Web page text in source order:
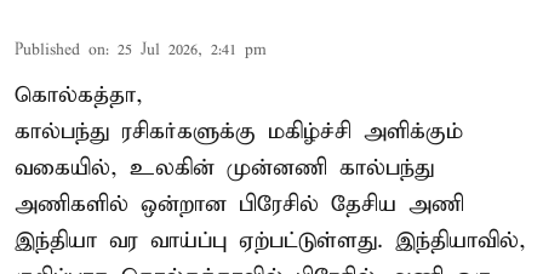
Published on: 25 Jul 2026, 2:41 pm
கொல்கத்தா,
கால்பந்து ரசிகர்களுக்கு மகிழ்ச்சி அளிக்கும்
வகையில், உலகின் முன்னணி கால்பந்து
அணிகளில் ஒன்றான பிரேசில் தேசிய அணி
இந்தியா வர வாய்ப்பு ஏற்பட்டுள்ளது. இந்தியாவில்,